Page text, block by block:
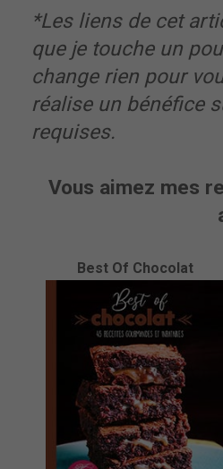
*Les liens de cet
que je touche un
change rien pour
réalise un bénéfice
requises.
Vous aimez mes
Best Of Chocolat